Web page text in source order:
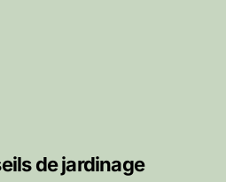
de jardinage